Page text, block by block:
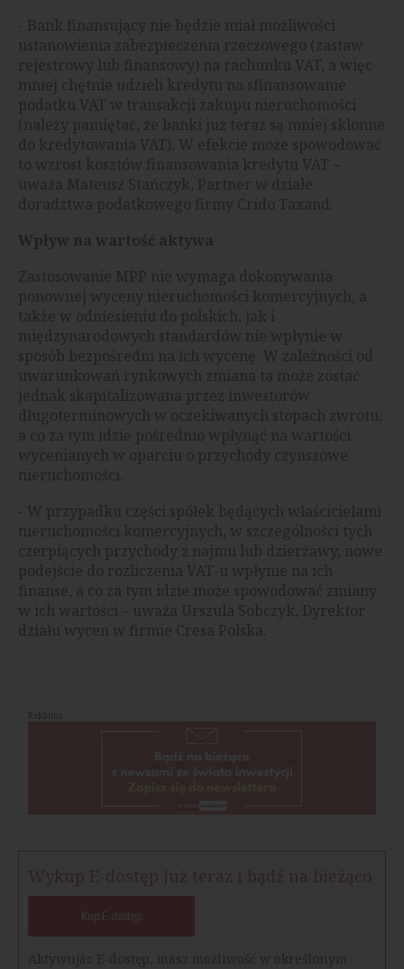
- Bank finansujący nie będzie miał możliwości
ustanowienia zabezpieczenia rzeczowego (zastaw
rejestrowy lub finansowy) na rachunku VAT, a więc
mniej chętnie udzieli kredytu na sfinansowanie
podatku VAT w transakcji zakupu nieruchomości
(należy pamiętać, że banki już teraz są mniej skłonne
do kredytowania VAT). W efekcie może spowodować
to wzrost kosztów finansowania kredytu VAT –
uważa Mateusz Stańczyk, Partner w dziale
doradztwa podatkowego firmy Crido Taxand.
Wpływ na wartość aktywa
Zastosowanie MPP nie wymaga dokonywania
ponownej wyceny nieruchomości komercyjnych, a
także w odniesieniu do polskich, jak i
międzynarodowych standardów nie wpłynie w
sposób bezpośredni na ich wycenę. W zależności od
uwarunkowań rynkowych zmiana ta może zostać
jednak skapitalizowana przez inwestorów
długoterminowych w oczekiwanych stopach zwrotu,
a co za tym idzie pośrednio wpłynąć na wartości
wycenianych w oparciu o przychody czynszowe
nieruchomości.
- W przypadku części spółek będących właścicielami
nieruchomości komercyjnych, w szczególności tych
czerpiących przychody z najmu lub dzierżawy, nowe
podejście do rozliczenia VAT-u wpłynie na ich
finanse, a co za tym idzie może spowodować zmiany
w ich wartości – uważa Urszula Sobczyk, Dyrektor
działu wycen w firmie Cresa Polska.
Reklama
Wykup E-dostęp już teraz i bądź na bieżąco
Kup E-dostęp
Aktywujac E-dostęp, masz możliwość w określonym